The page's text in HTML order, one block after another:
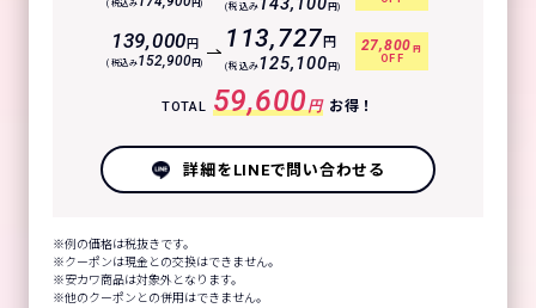
(税込み 円) (税込み 円)
139,000円
(税込み152,900円)
113,727 円
(税込み125,100 円)
27,800 円
OFF
TOTAL 59,600円 お得！
詳細をLINEで問い合わせる
例の価格は税抜きです。
クーポンは現金との交換はできません。
安カワ商品は対象外となります。
他のクーポンとの併用はできません。